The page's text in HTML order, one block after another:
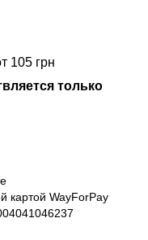
105 грн
только
картой WayForPay